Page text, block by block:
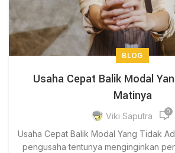
BLOG
Usaha Cepat Balik Modal
Matinya
Viki Saputra 0
Usaha Cepat Balik Modal Yang Tidak
pengusaha tentunya menginginkan